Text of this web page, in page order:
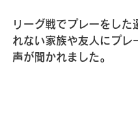
リーグ戦でプレーをした
れない家族や友人にプレ
声が聞かれました。